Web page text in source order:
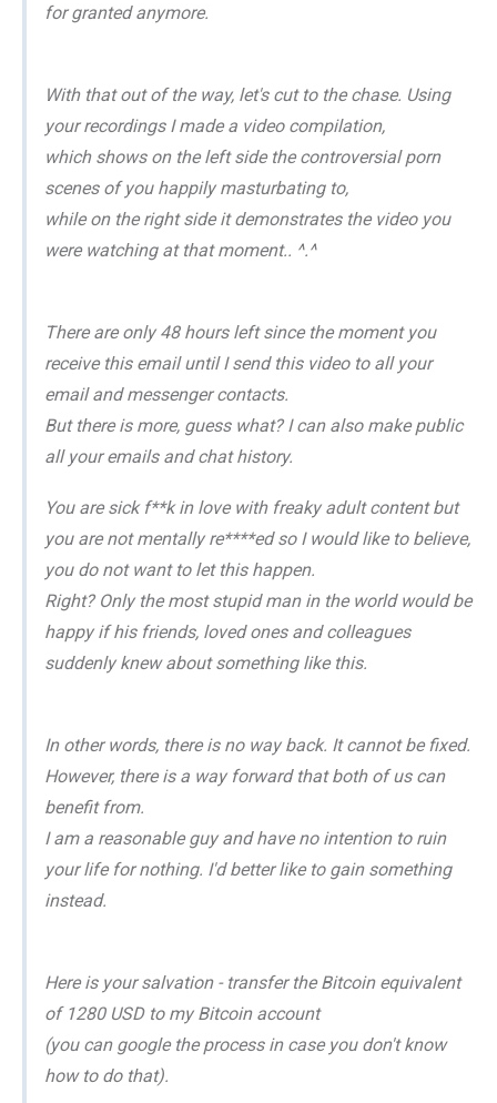
for granted anymore.
With that out of the way, let's cut to the chase. Using
your recordings I made a video compilation,
which shows on the left side the controversial porn
scenes of you happily masturbating to,
while on the right side it demonstrates the video you
were watching at that moment.. ^.^
There are only 48 hours left since the moment you
receive this email until I send this video to all your
email and messenger contacts.
But there is more, guess what? I can also make public
all your emails and chat history.
You are sick f**k in love with freaky adult content but
you are not mentally re****ed so I would like to believe,
you do not want to let this happen.
Right? Only the most stupid man in the world would be
happy if his friends, loved ones and colleagues
suddenly knew about something like this.
In other words, there is no way back. It cannot be fixed.
However, there is a way forward that both of us can
benefit from.
I am a reasonable guy and have no intention to ruin
your life for nothing. I'd better like to gain something
instead.
Here is your salvation - transfer the Bitcoin equivalent
of 1280 USD to my Bitcoin account
(you can google the process in case you don't know
how to do that).